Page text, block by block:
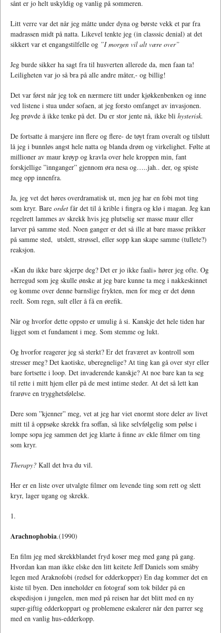
sånt er jo helt uskyldig og vanlig på sommeren.
Litt verre var det når jeg måtte under dyna og børste vekk et par fra
madrassen midt på natta. Likevel tenkte jeg (in classsic denial) at det
sikkert var et engangstilfelle og ”I morgen vil alt være over”
Jeg burde sikker ha sagt fra til husverten allerede da, men faan ta!
Leiligheten var jo så bra på alle andre måter,- og billig!
Det var først når jeg tok en nærmere titt under kjøkkenbenken og inne
ved listene i stua under sofaen, at jeg forsto omfanget av invasjonen.
Jeg prøvde å ikke tenke på det. Du er stor jente nå, ikke bli hysterisk.
De fortsatte å marsjere inn flere og flere- de tøyt fram overalt og tilslutt
lå jeg i bunnløs angst hele natta og blanda drøm og virkelighet. Følte at
millioner av maur krøyp og kravla over hele kroppen min, fant
forskjellige ”innganger” gjennom øra nesa og…..jah.. der, og spiste
meg opp innenfra.
Ja, jeg vet det høres overdramatisk ut, men jeg har en fobi mot ting
som kryr. Bare ordet får det til å krible i fingra og klø i magan. Jeg kan
regelrett lammes av skrekk hvis jeg plutselig ser masse maur eller
larver på samme sted. Noen ganger er det så ille at bare masse prikker
på samme sted, utslett, strøssel, eller sopp kan skape samme (tullete?)
reaksjon.
«Kan du ikke bare skjerpe deg? Det er jo ikke faali» hører jeg ofte. Og
herregud som jeg skulle ønske at jeg bare kunne ta meg i nakkeskinnet
og komme over denne barnslige frykten, men for meg er det dønn
reelt. Som regn, sult eller å få en ørefik.
Når og hvorfor dette oppsto er umulig å si. Kanskje det hele tiden har
ligget som et fundament i meg. Som stemme og lukt.
Og hvorfor reagerer jeg så sterkt? Er det fraværet av kontroll som
stresser meg? Det kaotiske, uberegnelige? At ting kan gå over styr eller
bare fortsette i loop. Det invaderende kanskje? At noe bare kan ta seg
til rette i mitt hjem eller på de mest intime steder. At det så lett kan
frarøve en trygghetsfølelse.
Dere som ”kjenner” meg, vet at jeg har viet enormt store deler av livet
mitt til å oppsøke skrekk fra soffan, så like selvfølgelig som pølse i
lompe sopa jeg sammen det jeg klarte å finne av ekle filmer om ting
som kryr.
Therapy? Kall det hva du vil.
Her er en liste over utvalgte filmer om levende ting som rett og slett
kryr, lager ugang og skrekk.
1.
Arachnophobia.(1990)
En film jeg med skrekkblandet fryd koser meg med gang på gang.
Hvordan kan man ikke elske den litt keitete Jeff Daniels som småby
legen med Araknofobi (redsel for edderkopper) En dag kommer det en
kiste til byen. Den inneholder en fotograf som tok bilder på en
ekspedisjon i jungelen, men med på reisen har det blitt med en ny
super-giftig edderkoppart og problemene eskalerer når den parrer seg
med en vanlig hus-edderkopp.